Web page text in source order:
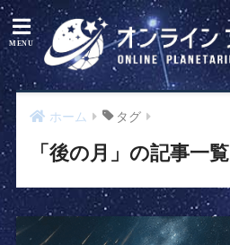
ホーム タグ
「後の月」の記事一覧